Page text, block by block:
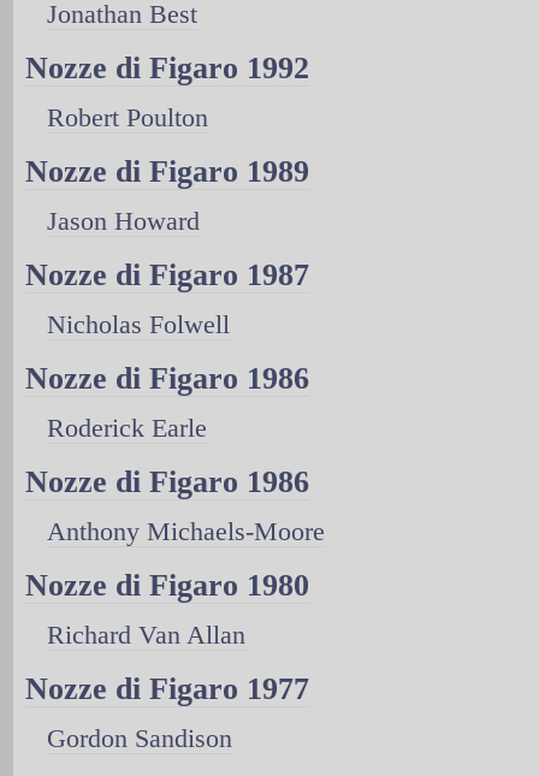
Jonathan Best
Nozze di Figaro 1992
Robert Poulton
Nozze di Figaro 1989
Jason Howard
Nozze di Figaro 1987
Nicholas Folwell
Nozze di Figaro 1986
Roderick Earle
Nozze di Figaro 1986
Anthony Michaels-Moore
Nozze di Figaro 1980
Richard Van Allan
Nozze di Figaro 1977
Gordon Sandison